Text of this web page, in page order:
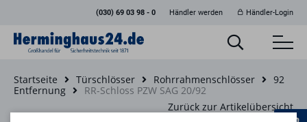
(030) 69 03 98 - 0 Händler werden Händler-Login
Startseite Türschlösser Rohrrahmenschlösser
92
Entfernung
RR-Schloss PZW SAG 20/92
Zurück zur Artikelübersicht